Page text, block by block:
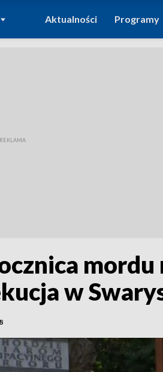
DO
Aktualności Programy
w